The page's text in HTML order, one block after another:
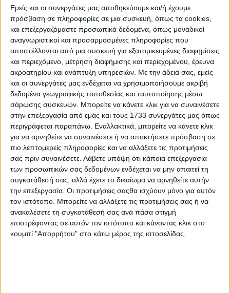
Εμείς και οι συνεργάτες μας αποθηκεύουμε και/ή έχουμε
πρόσβαση σε πληροφορίες σε μια συσκευή, όπως τα cookies,
και επεξεργαζόμαστε προσωπικά δεδομένα, όπως μοναδικοί
αναγνωριστικοί και προσαρμοσμένες πληροφορίες που
αποστέλλονται από μια συσκευή για εξατομικευμένες διαφημίσεις
και περιεχόμενο, μέτρηση διαφήμισης και περιεχομένου, έρευνα
ακροατηρίου και ανάπτυξη υπηρεσιών. Με την άδειά σας, εμείς
και οι συνεργάτες μας ενδέχεται να χρησιμοποιήσουμε ακριβή
δεδομένα γεωγραφικής τοποθεσίας και ταυτοποίησης μέσω
σάρωσης συσκευών. Μπορείτε να κάνετε κλικ για να συναινέσετε
στην επεξεργασία από εμάς και τους 1733 συνεργάτες μας όπως
περιγράφεται παραπάνω. Εναλλακτικά, μπορείτε να κάνετε κλικ
για να αρνηθείτε να συναινέσετε ή να αποκτήσετε πρόσβαση σε
πιο λεπτομερείς πληροφορίες και να αλλάξετε τις προτιμήσεις
σας πριν συναινέσετε. Λάβετε υπόψη ότι κάποια επεξεργασία
των προσωπικών σας δεδομένων ενδέχεται να μην απαιτεί τη
συγκατάθεσή σας, αλλά έχετε το δικαίωμα να αρνηθείτε αυτήν
την επεξεργασία. Οι προτιμήσεις σαςθα ισχύουν μόνο για αυτόν
τον ιστότοπο. Μπορείτε να αλλάξετε τις προτιμήσεις σας ή να
ανακαλέσετε τη συγκατάθεσή σας ανά πάσα στιγμή
επιστρέφοντας σε αυτόν τον ιστότοπο και κάνοντας κλικ στο
κουμπί "Απορρήτου" στο κάτω μέρος της ιστοσελίδας.
Αρχική
Ελλάδα